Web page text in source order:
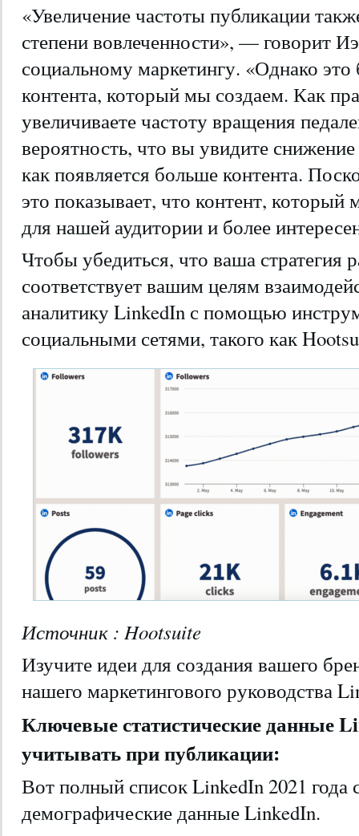
«Увеличение частоты публикации
степени вовлеченности», — говорит
социальному маркетингу. «Однако
контента, который мы создаем. Как
увеличиваете частоту вращения
вероятность, что вы увидите
как появляется больше контента.
это показывает, что контент, который
для нашей аудитории и более
Чтобы убедиться, что ваша стратегия
соответствует вашим целям
аналитику LinkedIn с помощью
социальными сетями, такого как
Источник : Hootsuite
Изучите идеи для создания вашего
нашего маркетингового руководства
Ключевые статистические данные
учитывать при публикации:
Вот полный список LinkedIn 2021 года
демографические данные LinkedIn.